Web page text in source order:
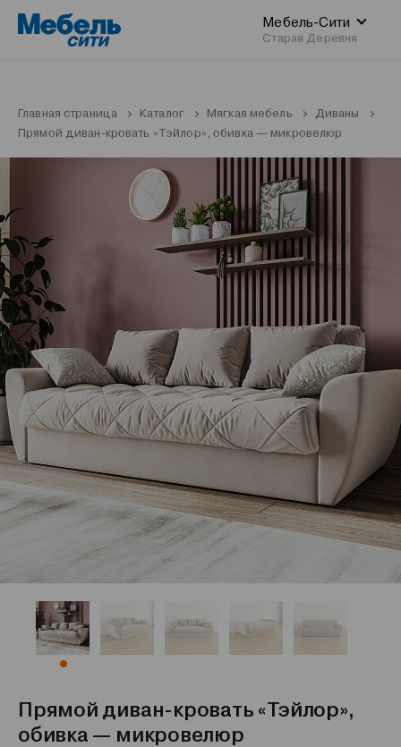
Мебель-Сити
Старая Деревня
Главная страница Каталог Мягкая мебель
Диваны
Прямой диван-кровать «Тэйлор», обивка — микровелюр
Прямой диван-кровать «Тэйлор»,
обивка — микровелюр